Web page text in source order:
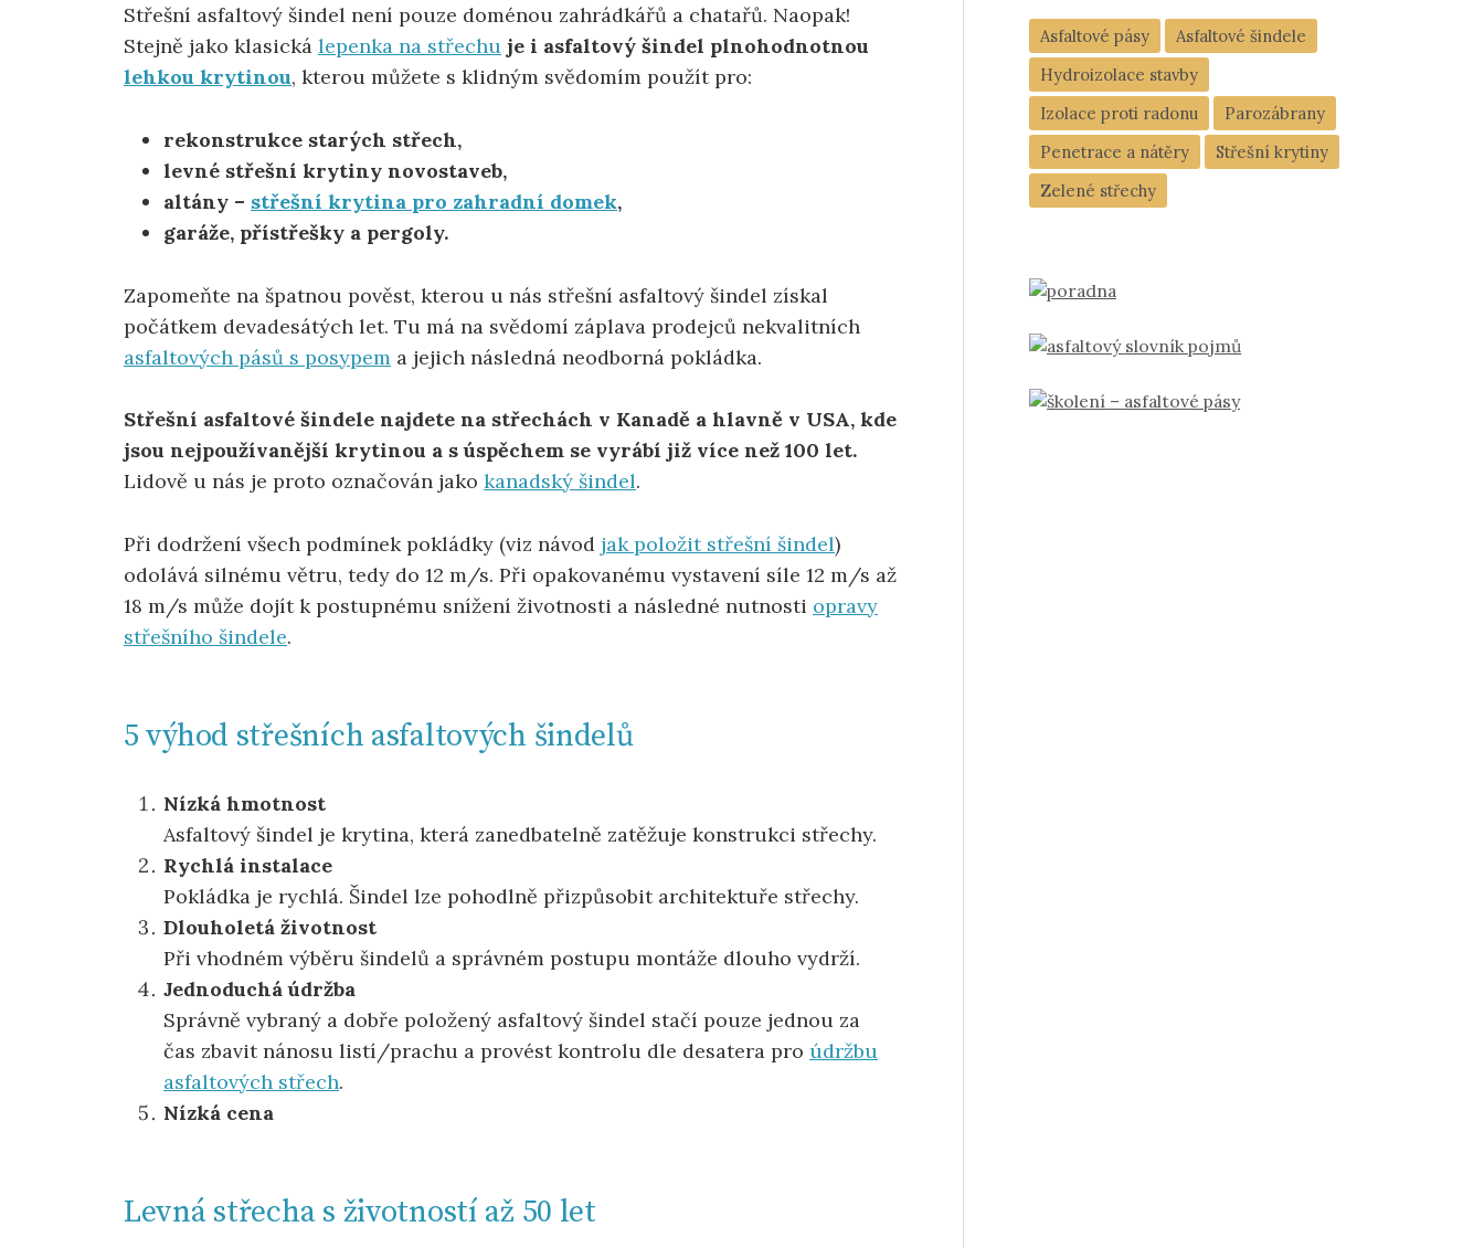
Střešní asfaltový šindel není pouze doménou zahrádkářů a chatařů. Naopak!
Stejně jako klasická lepenka na střechu je i asfaltový šindel plnohodnotnou
lehkou krytinou, kterou můžete s klidným svědomím použít pro:
rekonstrukce starých střech,
levné střešní krytiny novostaveb,
altány – střešní krytina pro zahradní domek,
garáže, přístřešky a pergoly.
Zapomeňte na špatnou pověst, kterou u nás střešní asfaltový šindel získal
počátkem devadesátých let. Tu má na svědomí záplava prodejců nekvalitních
asfaltových pásů s posypem a jejich následná neodborná pokládka.
Střešní asfaltové šindele najdete na střechách v Kanadě a hlavně v USA, kde
jsou nejpoužívanější krytinou a s úspěchem se vyrábí již více než 100 let.
Lidově u nás je proto označován jako kanadský šindel.
Při dodržení všech podmínek pokládky (viz návod jak položit střešní šindel)
odolává silnému větru, tedy do 12 m/s. Při opakovanému vystavení síle 12 m/s až
18 m/s může dojít k postupnému snížení životnosti a následné nutnosti opravy
střešního šindele.
5 výhod střešních asfaltových šindelů
Nízká hmotnost
Asfaltový šindel je krytina, která zanedbatelně zatěžuje konstrukci střechy.
Rychlá instalace
Pokládka je rychlá. Šindel lze pohodlně přizpůsobit architektuře střechy.
Dlouholetá životnost
Při vhodném výběru šindelů a správném postupu montáže dlouho vydrží.
Jednoduchá údržba
Správně vybraný a dobře položený asfaltový šindel stačí pouze jednou za
čas zbavit nánosu listí/prachu a provést kontrolu dle desatera pro údržbu
asfaltových střech.
Nízká cena
Levná střecha s životností až 50 let
Asfaltové pásy
Asfaltové šindele
Hydroizolace stavby
Izolace proti radonu
Parozábrany
Penetrace a nátěry
Střešní krytiny
Zelené střechy